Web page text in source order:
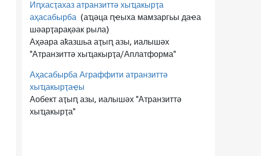
Иԥхасҭахаз атранзиттә хыҵакырҭа
аҳасабырба(аҵәца ԥҽыха мамзаргьы даҽа
шәарҭарақәак рыла)
Аҳәара аҟазшьа аҭыԥ азы, иалышәх
"Атранзиттә хыҵакырҭа/Аплатформа"
Аҳасабырба Аграффити атранзиттә
хыҵакырҭаҿы
Аобект аҭыԥ азы, иалышәх "Атранзиттә
хыҵакырҭа"